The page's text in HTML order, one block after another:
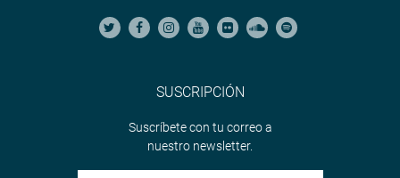
SUSCRIPCIÓN
Suscríbete con tu correo a
nuestro newsletter.